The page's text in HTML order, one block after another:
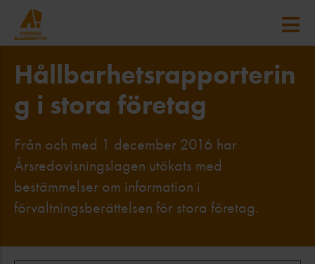
Hållbarhetsrapporterin
g i stora företag
Från och med 1 december 2016 har
Årsredovisningslagen utökats med
bestämmelser om information i
förvaltningsberättelsen för stora företag.